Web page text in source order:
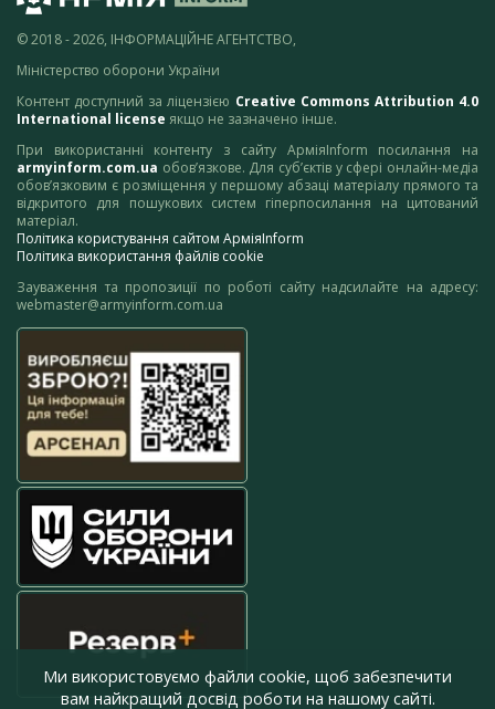
© 2018 - 2026, ІНФОРМАЦІЙНЕ АГЕНТСТВО,
Міністерство оборони України
Контент доступний за ліцензією Creative Commons Attribution 4.0
International license якщо не зазначено інше.
При використанні контенту з сайту АрміяInform посилання на
armyinform.com.ua обов’язкове. Для суб’єктів у сфері онлайн-медіа
обов’язковим є розміщення у першому абзаці матеріалу прямого та
відкритого для пошукових систем гіперпосилання на цитований
матеріал.
Політика користування сайтом АрміяInform
Політика використання файлів cookie
Зауваження та пропозиції по роботі сайту надсилайте на адресу:
webmaster@armyinform.com.ua
Ми використовуємо файли cookie, щоб забезпечити
вам найкращий досвід роботи на нашому сайті.